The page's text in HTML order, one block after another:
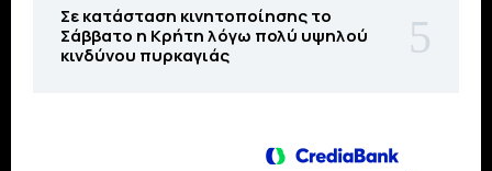
Σε κατάσταση κινητοποίησης το
Σάββατο η Κρήτη λόγω πολύ υψηλού
κινδύνου πυρκαγιάς